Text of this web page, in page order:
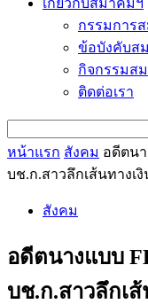
เกี่ยวกับสมาคมฯ
กรรมการ
ข้อบังคับส
กิจกรรมส
ติดต่อเรา
หน้าแรก สังคม อดีตนา
บช.ก.สาวลึกเส้นทางเ
สังคม
อดีตนางแบบ
บช.ก.สาวลึกเ